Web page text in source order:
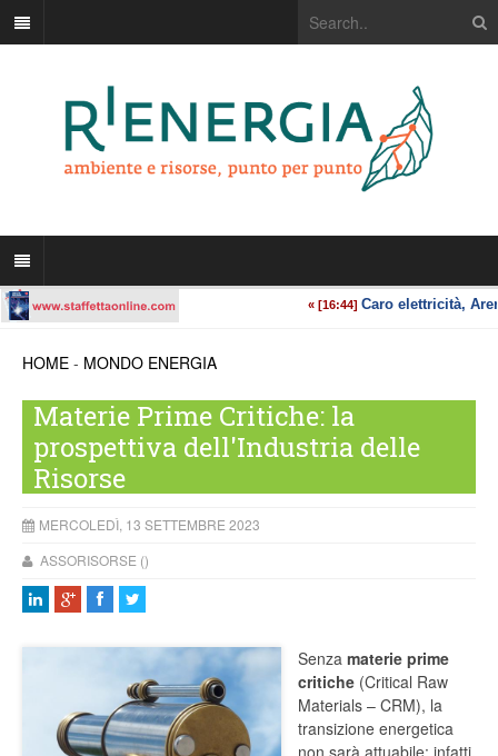
HOME - MONDO ENERGIA
Materie Prime Critiche: la
prospettiva dell'Industria delle
Risorse
MERCOLEDÌ, 13 SETTEMBRE 2023
ASSORISORSE ()
Senza materie prime
critiche(Critical Raw
Materials – CRM), la
transizione energetica